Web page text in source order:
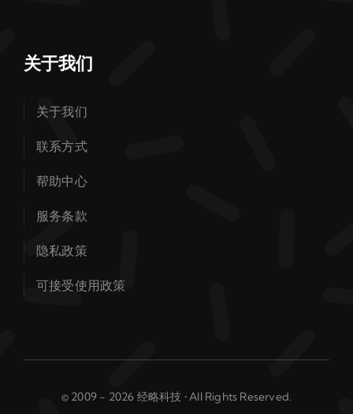
关于我们
关于我们
联系方式
帮助中心
服务条款
隐私政策
可接受使用政策
© 2009 - 2026 经略科技 • All Rights Reserved.